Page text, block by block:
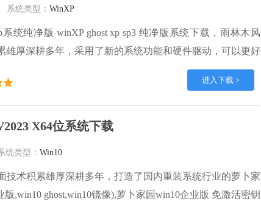
系统类型： WinXP
统纯净版 winXP ghost xp sp3 纯净版系统下载，雨林木风
雄厚深耕多年，采用了新的系统功能和硬件驱动，可以更好
优化了系统、驱动对硬件的加速，加固了系统安全策略，运
。
进入下载 >
X64位系统下载
统类型： Win10
技术积累雄厚深耕多年，打造了国内重装系统行业的萝卜家
版,win10 ghost,win10镜像),萝卜家园win10企业版 免激活密钥